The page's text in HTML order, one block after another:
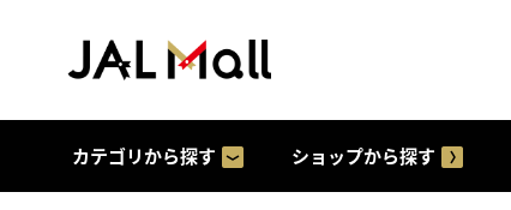
カテゴリから探す ショップから探す